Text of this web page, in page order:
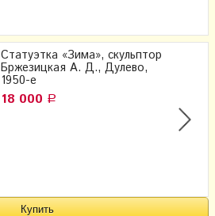
Статуэтка «Зима», скульптор
Бржезицкая А. Д., Дулево,
1950-е
18 000 Р